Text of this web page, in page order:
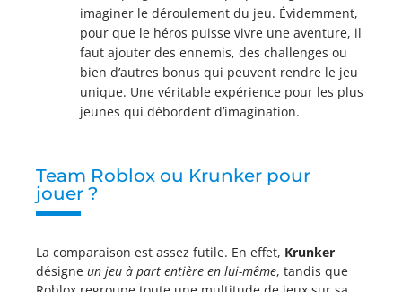
imaginer le déroulement du jeu. Évidemment,
pour que le héros puisse vivre une aventure, il
faut ajouter des ennemis, des challenges ou
bien d’autres bonus qui peuvent rendre le jeu
unique. Une véritable expérience pour les plus
jeunes qui débordent d’imagination.
Team Roblox ou Krunker pour
jouer ?
La comparaison est assez futile. En effet, Krunker
désigne un jeu à part entière en lui-même, tandis que